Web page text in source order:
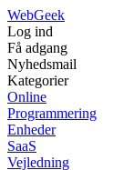
WebGeek
Log ind
Få adgang
Nyhedsmail
Kategorier
Online
Programmering
Enheder
SaaS
Vejledning